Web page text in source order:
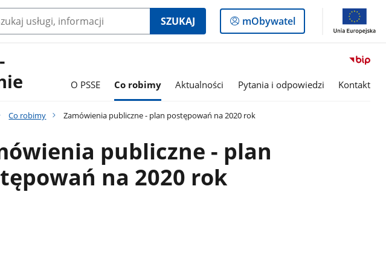
SZUKAJ
Logowanie
do
mObywatel
O PSSE Co robimy Aktualności Pytania i odpowiedzi Kontakt
Co robimy Zamówienia publiczne - plan postępowań na 2020 rok
publiczne - plan
na 2020 rok